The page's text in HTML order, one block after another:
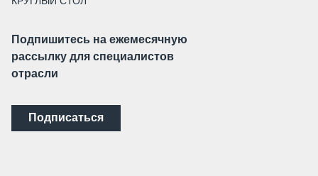
Подпишитесь на ежемесячную
рассылку для специалистов
отрасли
Подписаться